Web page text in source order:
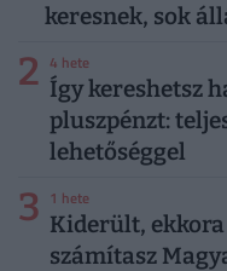
keresnek, sok
2 4 hete
Így kereshetsz
pluszpénzt:
lehetőséggel
3 1 hete
Kiderült,
számítasz